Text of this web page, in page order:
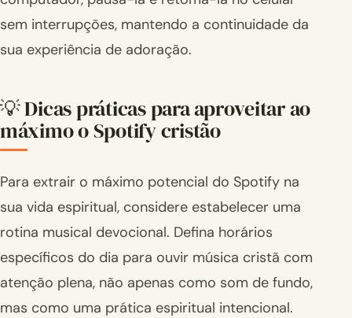
sem interrupções, mantendo a continuidade da
sua experiência de adoração.
💡 Dicas práticas para aproveitar ao
máximo o Spotify cristão
Para extrair o máximo potencial do Spotify na
sua vida espiritual, considere estabelecer uma
rotina musical devocional. Defina horários
específicos do dia para ouvir música cristã com
atenção plena, não apenas como som de fundo,
mas como uma prática espiritual intencional.